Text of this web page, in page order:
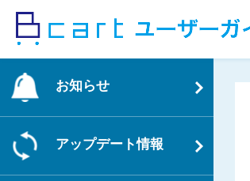
ッ
お知らせ
アップデート情報